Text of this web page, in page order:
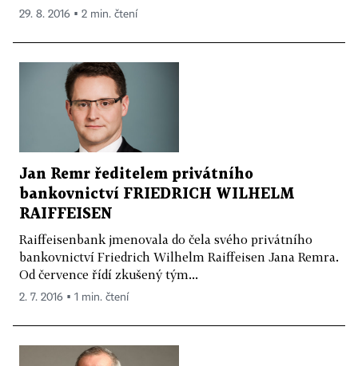
29. 8. 2016 ▪ 2 min. čtení
Jan Remr ředitelem privátního
bankovnictví FRIEDRICH WILHELM
RAIFFEISEN
Raiffeisenbank jmenovala do čela svého privátního
bankovnictví Friedrich Wilhelm Raiffeisen Jana Remra.
Od července řídí zkušený tým...
2. 7. 2016 ▪ 1 min. čtení